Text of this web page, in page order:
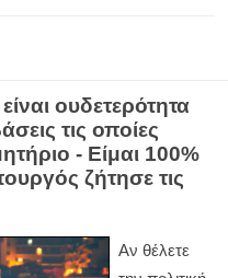
ουδετερότητα
τις οποίες
- Είμαι 100%
ζήτησε τις
Αν θέλετε